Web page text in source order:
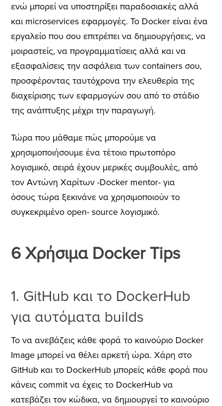
ενώ μπορεί να υποστηρίξει παραδοσιακές αλλά
και microservices εφαρμογές. Το Docker είναι ένα
εργαλείο που σου επιτρέπει να δημιουργήσεις, να
μοιραστείς, να προγραμματίσεις αλλά και να
εξασφαλίσεις την ασφάλεια των containers σου,
προσφέροντας ταυτόχρονα την ελευθερία της
διαχείρισης των εφαρμογών σου από το στάδιο
της ανάπτυξης μέχρι την παραγωγή.
Τώρα που μάθαμε πώς μπορούμε να
χρησιμοποιήσουμε ένα τέτοιο πρωτοπόρο
λογισμικό, σειρά έχουν μερικές συμβουλές, από
τον Αντώνη Χαρίτων -Docker mentor- για
όσους τώρα ξεκινάνε να χρησιμοποιούν το
συγκεκριμένο open- source λογισμικό.
6 Χρήσιμα Docker Tips
1. GitHub και το DockerHub
για αυτόματα builds
Το να ανεβάζεις κάθε φορά το καινούριο Docker
Image μπορεί να θέλει αρκετή ώρα. Χάρη στο
GitHub και το DockerHub μπορείς κάθε φορά που
κάνεις commit να έχεις το DockerHub να
κατεβάζει τον κώδικα, να δημιουργεί το καινούριο